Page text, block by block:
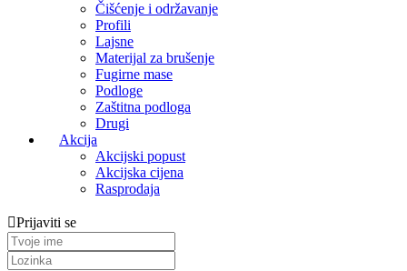
Čišćenje i održavanje
Profili
Lajsne
Materijal za brušenje
Fugirne mase
Podloge
Zaštitna podloga
Drugi
Akcija
Akcijski popust
Akcijska cijena
Rasprodaja
Prijaviti se